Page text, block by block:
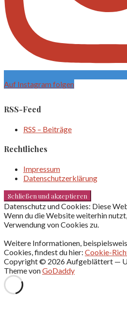
Auf Instagram folgen
RSS-Feed
RSS – Beiträge
Rechtliches
Impressum
Datenschutzerklärung
Datenschutz und Cookies: Diese
Wenn du die Website weiterhin
Verwendung von Cookies zu.
Weitere Informationen,
Cookies, findest du hier: Cookie-
Copyright © 2026 Aufgeblättert —
Theme vonGoDaddy